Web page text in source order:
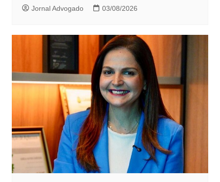
Jornal Advogado 03/08/2026